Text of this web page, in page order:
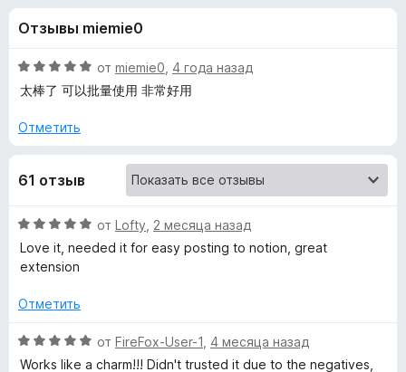
e
f
x
а
«
C
o
p
y
T
a
4
з
5
Отзывы miemie0
О
ц
н
о
а
и
з
от miemie0 4 года назад
太棒了 可以批量使用 非常好用
Отметить
61 отзыв
О
ц
е
е
о
н
от Lofty 2 месяца назад
Love it, needed it for easy posting to notion, great
extension
Отметить
О
ц
от FireFox-User-1 4 месяца назад
Works like a charm!!! Didn't trusted it due to the negatives,